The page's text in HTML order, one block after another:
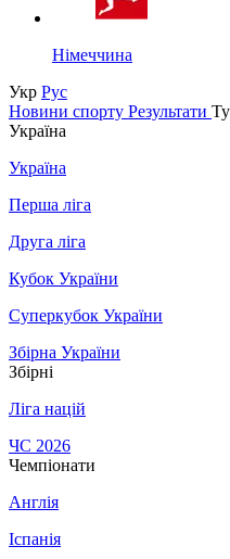
Німеччина
Укр Рус
Новини спорту Результати
Україна
Україна
Перша ліга
Друга ліга
Кубок України
Суперкубок України
Збірна України
Збірні
Ліга націй
ЧС 2026
Чемпіонати
Англія
Іспанія